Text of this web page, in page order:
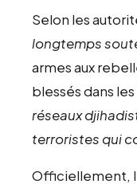
Selon les
longtemps
armes aux
blessés dans
réseaux
terroristes qui
Officiellement,